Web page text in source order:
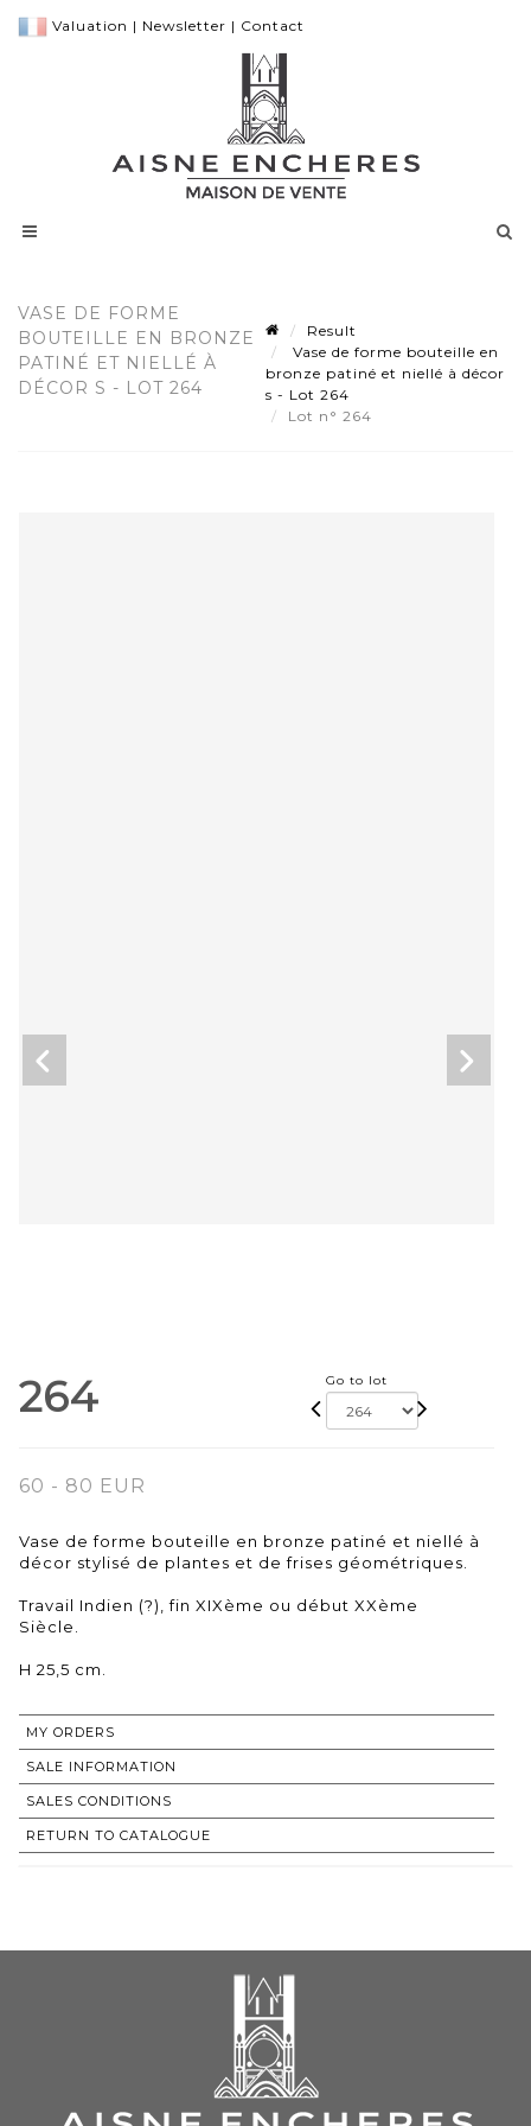
Valuation | Newsletter | Contact
VASE DE FORME
BOUTEILLE EN BRONZE
PATINÉ ET NIELLÉ À
DÉCOR S - LOT 264
Result
Vase de forme bouteille en
bronze patiné et niellé à décor
s - Lot 264
Lot n° 264
264 Go to lot
60 - 80 EUR
Vase de forme bouteille en bronze patiné et niellé à
décor stylisé de plantes et de frises géométriques.
Travail Indien (?), fin XIXème ou début XXème
Siècle.
H 25,5 cm.
MY ORDERS
SALE INFORMATION
SALES CONDITIONS
RETURN TO CATALOGUE